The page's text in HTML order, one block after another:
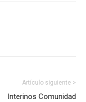
Artículo siguiente >
Interinos Comunidad